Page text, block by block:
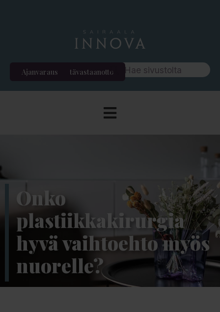
Etävastaanotto
Ajanvaraus
Onko
plastiikkakirurgia
hyvä vaihtoehto myös
nuorelle?